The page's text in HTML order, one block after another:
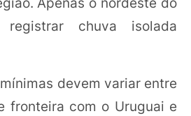
registrar chuva isolada
devem variar entre
fronteira com o Uruguai e